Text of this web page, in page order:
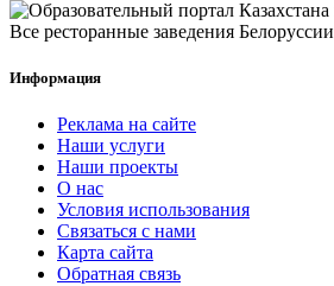
Все ресторанные заведения Белоруссии
Информация
Реклама на сайте
Наши услуги
Наши проекты
О нас
Условия использования
Связаться с нами
Карта сайта
Обратная связь